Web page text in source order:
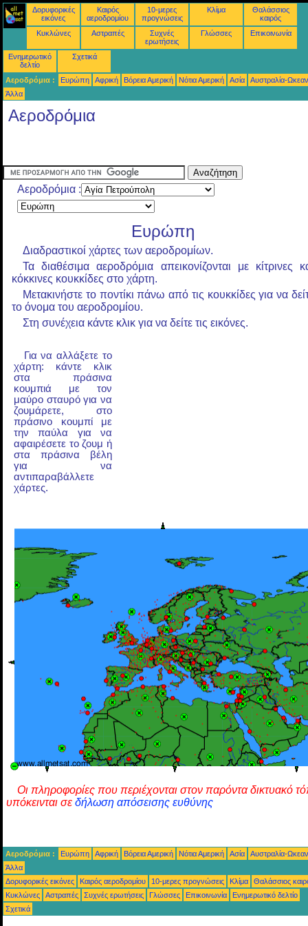
Δορυφορικές
εικόνες
Καιρός
αεροδρομίου
10-μερες
προγνώσεις
Κλίμα
Θαλάσσιος
καιρός
Κυκλώνες
Αστραπές
Συχνές
ερωτήσεις
Γλώσσες Επικοινωνία
Ενημερωτικό
δελτίο
Σχετικά
Αεροδρόμια : Ευρώπη Αφρική Βόρεια Αμερική Νότια Αμερική Ασία
Αυστραλία-
Άλλα
Αεροδρόμια
Αεροδρόμια :
Ευρώπη
Διαδραστικοί χάρτες των αεροδρομίων.
Τα διαθέσιμα αεροδρόμια απεικονίζονται με κίτρινες
κόκκινες κουκκίδες στο χάρτη.
Μετακινήστε το ποντίκι πάνω από τις κουκκίδες για να
το όνομα του αεροδρομίου.
Στη συνέχεια κάντε κλικ για να δείτε τις εικόνες.
Για να αλλάξετε το
χάρτη: κάντε κλικ
στα πράσινα
κουμπιά με τον
μαύρο σταυρό για να
ζουμάρετε, στο
πράσινο κουμπί με
την παύλα για να
αφαιρέσετε το ζουμ ή
στα πράσινα βέλη
για να
αντιπαραβάλλετε
χάρτες.
Οι πληροφορίες που περιέχονται στον παρόντα δικτυακό
υπόκεινται σε δήλωση απόσεισης ευθύνης
Αεροδρόμια : Ευρώπη Αφρική Βόρεια Αμερική Νότια Αμερική Ασία
Αυστραλία-
Άλλα
Δορυφορικές εικόνες
Καιρός αεροδρομίου 10-μερες προγνώσεις Κλίμα
Θαλάσσιος
Κυκλώνες
Αστραπές Συχνές ερωτήσεις Γλώσσες Επικοινωνία
Ενημερωτικό δελτίο
Σχετικά